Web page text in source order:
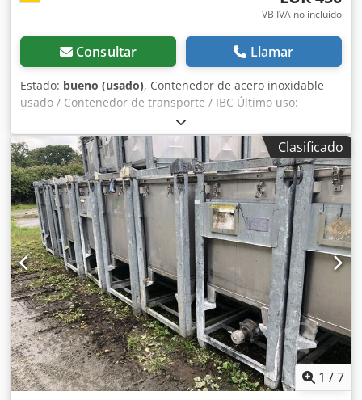
VB IVA no incluído
Consultar Llamar
Estado: bueno (usado), Contenedor de acero inoxidable
usado / Contenedor de transporte / IBC Último uso:
Productos químicos Número de artículo: 10315 ¡El tanque
ha sido limpiado! Volumen: 500 litros Tipo: Contenedor
vertical sobre estructura de apilamiento galvanizada
Material (en contacto con el producto): 1.4301 / AISI304
Dedpfx Ajd I S Ulenyswa Diseño: De pared simple Fondo:
Abovedado Tapa superior: Abovedada Presión de
funcionamiento según la placa de características: +0,2
bares Dimensiones del contenedor: Ancho total: 1200 mm
Longitud total: 1000 mm Altura total: 1000 mm Materiales:
Interior: 1.4301 / AISI 304 Partes exteriores: Acero
galvanizado Equipamiento: Placa de características: Sí
Diámetro de la salida: 50 mm Tipo de salida: DN50 Válvula
de salida: Sí
Clasificado
1 /7